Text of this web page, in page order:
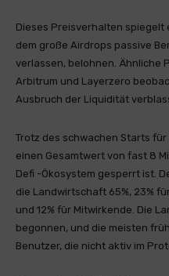
Dieses Preisverhalten spiegelt
dem große Airdrops passive
verlassen, belohnen. Ähnliche
Arbitrum und Layerzero
Ausbruch der Liquidität
Trotz des schwachen Starts
einen Gesamtwert von fast 8
Defi -Ökosystem gesperrt ist.
die Landwirtschaft 65%, 23%
und 12% für Mitwirkende. Die
begonnen, und die meisten
Benutzer, die nicht aktiv im